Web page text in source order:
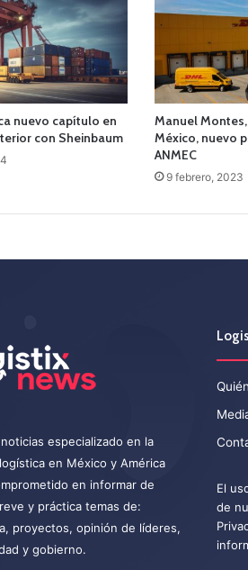
nuevo capítulo en
con Sheinbaum
Manuel Montes,
México, nuevo
ANMEC
9 febrero, 2023
especializado en la
en México y América
en informar de
y práctica temas de:
proyectos, opinión de líderes,
y gobierno.
El
de